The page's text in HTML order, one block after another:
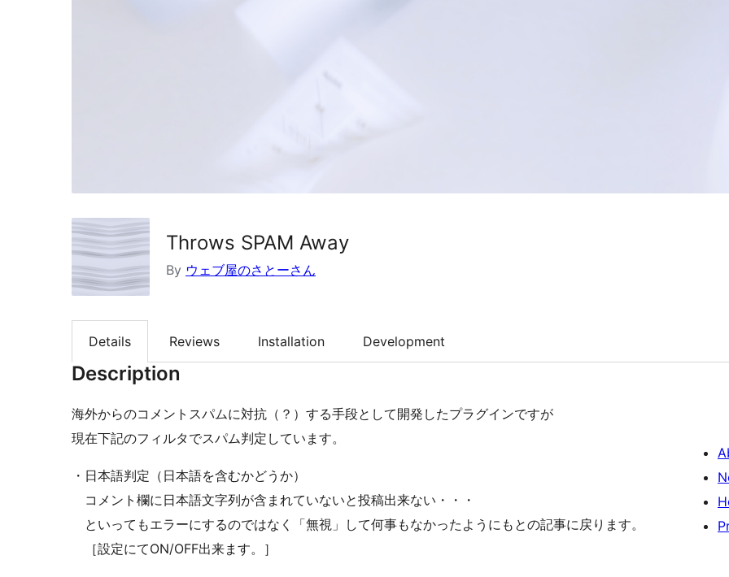
Throws SPAM Away
By ウェブ屋のさとーさん
Details Reviews Installation Development
Description
海外からのコメントスパムに対抗（？）する手段として開発したプラグインですが
現在下記のフィルタでスパム判定しています。
・日本語判定（日本語を含むかどうか）
コメント欄に日本語文字列が含まれていないと投稿出来ない・・・
といってもエラーにするのではなく「無視」して何事もなかったようにもとの記事に戻ります。
［設定にてON/OFF出来ます。］